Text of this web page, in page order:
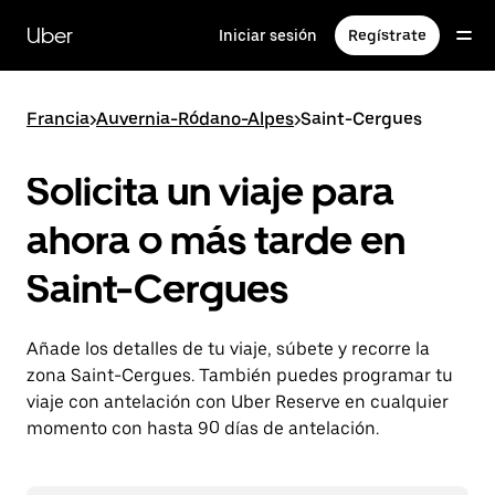
contenido
principal
Uber Iniciar sesión Regístrate
Francia>Auvernia-Ródano-Alpes>Saint-Cergues
Solicita un viaje para
ahora o más tarde en
Saint-Cergues
Añade los detalles de tu viaje, súbete y recorre la
zona Saint-Cergues. También puedes programar tu
viaje con antelación con Uber Reserve en cualquier
momento con hasta 90 días de antelación.